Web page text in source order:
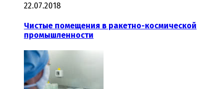
22.07.2018
Чистые помещения в ракетно-космической
промышленности